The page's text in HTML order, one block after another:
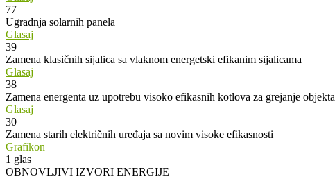
77
Ugradnja solarnih panela
Glasaj
39
Zamena klasičnih sijalica sa vlaknom energetski efikanim sijalicama
Glasaj
38
Zamena energenta uz upotrebu visoko efikasnih kotlova za grejanje objekta
Glasaj
30
Zamena starih električnih uređaja sa novim visoke efikasnosti
Grafikon
1 glas
OBNOVLJIVI IZVORI ENERGIJE